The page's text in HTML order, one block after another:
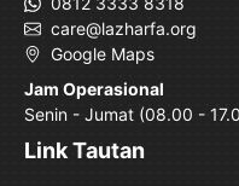
care@lazharfa.org
Google Maps
Jam Operasional
Senin - Jumat (08.00 -
Link Tautan